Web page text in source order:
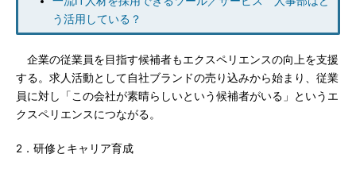
う活用している？
企業の従業員を目指す候補者もエクスペリエンスの向上を支援
する。求人活動として自社ブランドの売り込みから始まり、従業
員に対し「この会社が素晴らしいという候補者がいる」というエ
クスペリエンスにつながる。
2．研修とキャリア育成